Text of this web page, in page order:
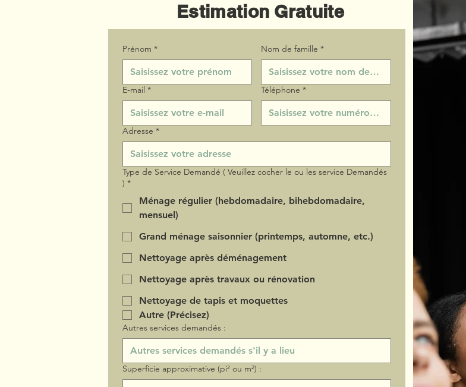
Estimation Gratuite
Prénom * Nom de famille *
E‑mail * Téléphone *
Adresse *
Type de Service Demandé ( Veuillez cocher le ou les service Demandés
) *
Ménage régulier (hebdomadaire, bihebdomadaire,
mensuel)
Grand ménage saisonnier (printemps, automne, etc.)
Nettoyage après déménagement
Nettoyage après travaux ou rénovation
Nettoyage de tapis et moquettes
Autre (Précisez)
Autres services demandés :
Superficie approximative (pi² ou m²) :